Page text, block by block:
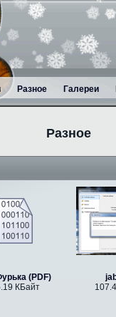
Разное Галереи
Разное
(PDF)
КБайт